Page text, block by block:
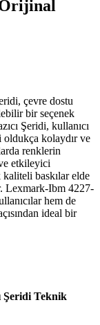
çevre dostu
bir seçenek
Şeridi, kullanıcı
oldukça kolaydır ve
renklerin
etkileyici
baskılar elde
Lexmark-Ibm 4227-
hem de
ideal bir
Şeridi Teknik